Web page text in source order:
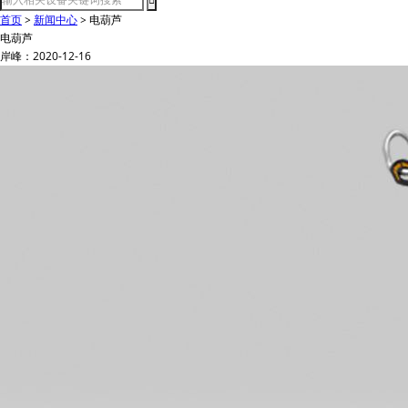
首页> 新闻中心> 电葫芦
电葫芦
岸峰：2020-12-16